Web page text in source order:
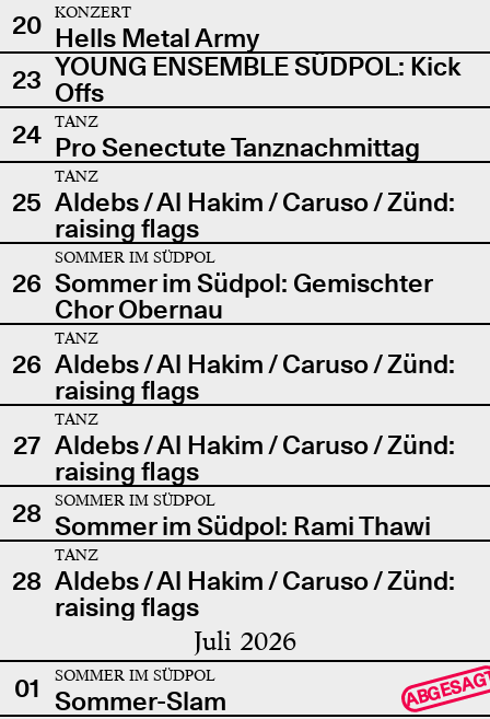
20
KONZERT
Hells Metal Army
23 YOUNG ENSEMBLE SÜDPOL: Kick
Offs
24
TANZ
Pro Senectute Tanznachmittag
25
TANZ
Aldebs / Al Hakim / Caruso / Zünd:
raising flags
26
SOMMER IM SÜDPOL
Sommer im Südpol: Gemischter
Chor Obernau
26
TANZ
Aldebs / Al Hakim / Caruso / Zünd:
raising flags
27
TANZ
Aldebs / Al Hakim / Caruso / Zünd:
raising flags
28
SOMMER IM SÜDPOL
Sommer im Südpol: Rami Thawi
28
TANZ
Aldebs / Al Hakim / Caruso / Zünd:
raising flags
Juli 2026
01 SOMMER IM SÜDPOL
Sommer-Slam